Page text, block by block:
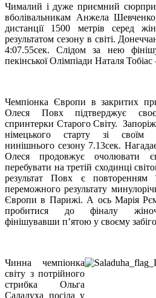
Чималий і дуже приємний
вболівальникам Анжела
дистанції 1500 метрів серед
результатом сезону в світі.
4:07.55сек. Слідом за нею
пекінської Олімпіади Наталя
Чемпіонка Європи в закритих
Олеся Повх підтверджує
спринтерки Старого Світу.
німецького старту зі своїм
нинішнього сезону 7.13сек.
Олеся продовжує очолювати
перебувати на третій сходинці
результат Повх є повторенням
переможного результату
Європи в Парижі. А ось Марія
пробитися до фіналу
фінішувавши п’ятою у своєму
Чинна чемпіонка
світу з потрійного
стрибка Ольга
Саладуха посіла у